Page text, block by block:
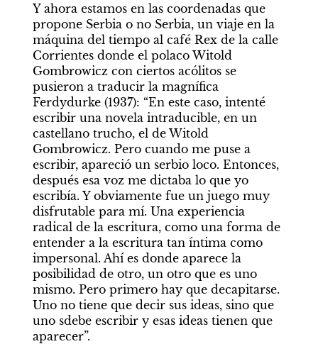
Y ahora estamos en las coordenadas que
propone Serbia o no Serbia, un viaje en la
máquina del tiempo al café Rex de la calle
Corrientes donde el polaco Witold
Gombrowicz con ciertos acólitos se
pusieron a traducir la magnífica
Ferdydurke (1937): “En este caso, intenté
escribir una novela intraducible, en un
castellano trucho, el de Witold
Gombrowicz. Pero cuando me puse a
escribir, apareció un serbio loco. Entonces,
después esa voz me dictaba lo que yo
escribía. Y obviamente fue un juego muy
disfrutable para mí. Una experiencia
radical de la escritura, como una forma de
entender a la escritura tan íntima como
impersonal. Ahí es donde aparece la
posibilidad de otro, un otro que es uno
mismo. Pero primero hay que decapitarse.
Uno no tiene que decir sus ideas, sino que
uno sdebe escribir y esas ideas tienen que
aparecer”.